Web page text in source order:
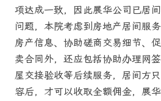
项达成一致，因此展华公司已居
问题，本院考虑到房地产居间服
房产信息、协助磋商交易细节、
卖合同外，还应包括协助办理网
屋交接验收等后续服务，居间方
容后，才可以收取全额佣金，展